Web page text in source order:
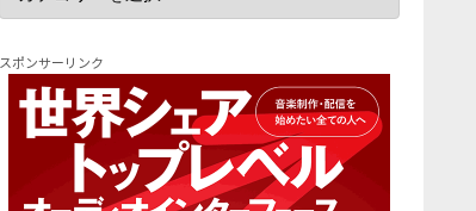
スポンサーリンク